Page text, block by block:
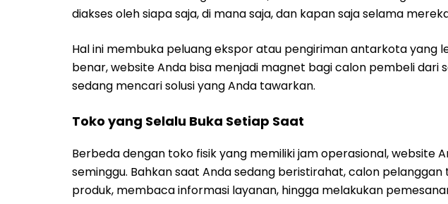
diakses oleh siapa saja, di mana saja, dan kapan saja selama
Hal ini membuka peluang ekspor atau pengiriman antarkota yang
benar, website Anda bisa menjadi magnet bagi calon pembeli dari
sedang mencari solusi yang Anda tawarkan.
Toko yang Selalu Buka Setiap Saat
Berbeda dengan toko fisik yang memiliki jam operasional, website
seminggu. Bahkan saat Anda sedang beristirahat, calon
produk, membaca informasi layanan, hingga melakukan